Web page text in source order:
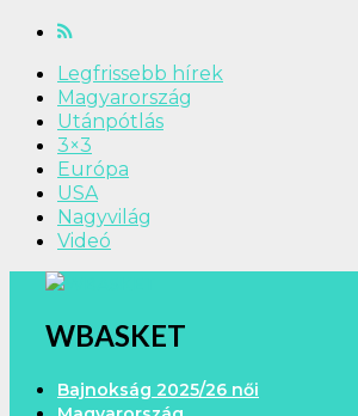
Legfrissebb hírek
Magyarország
Utánpótlás
3×3
Európa
USA
Nagyvilág
Videó
WBASKET
Bajnokság 2025/26 női